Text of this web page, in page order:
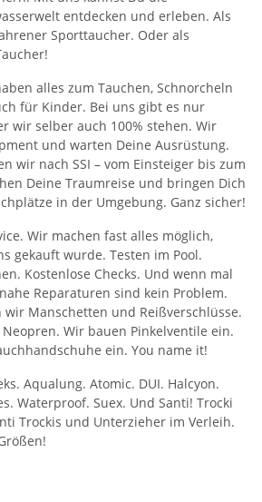
entdecken und erleben. Als
Sporttaucher. Oder als
alles zum Tauchen, Schnorcheln
für Kinder. Bei uns gibt es nur
wir selber auch 100% stehen. Wir
und warten Deine Ausrüstung.
wir nach SSI – vom Einsteiger bis zum
Deine Traumreise und bringen Dich
in der Umgebung. Ganz sicher!
Wir machen fast alles möglich,
gekauft wurde. Testen im Pool.
Kostenlose Checks. Und wenn mal
Reparaturen sind kein Problem.
wir Manschetten und Reißverschlüsse.
Wir bauen Pinkelventile ein.
ein. You name it!
Aqualung. Atomic. DUI. Halcyon.
Waterproof. Suex. Und Santi! Trocki
Trockis und Unterzieher im Verleih.